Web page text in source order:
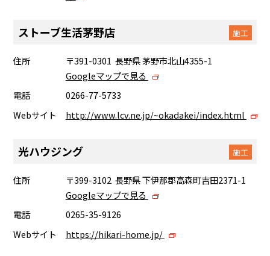
ストーブ生活茅野店 施工
住所
〒391-0301 長野県 茅野市北山4355-1
Googleマップで見る
電話
0266-77-5733
Webサイト
http://www.lcv.ne.jp/~okadakei/index.html
光ハウジング 施工
住所
〒399-3102 長野県 下伊那郡高森町吉田2371-1
Googleマップで見る
電話
0265-35-9126
Webサイト
https://hikari-home.jp/